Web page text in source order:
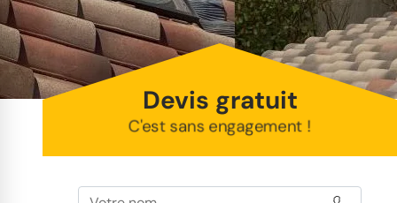
Devis gratuit
C'est sans engagement !